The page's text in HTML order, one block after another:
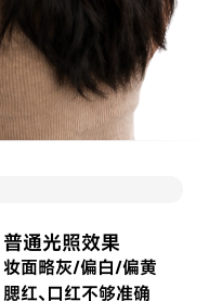
普通光照效果
妆面略灰/偏白/偏黄
腮红、口红不够准确